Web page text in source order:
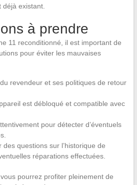
existant.
à prendre
11 reconditionné, il est important de
pour éviter les mauvaises
revendeur et ses politiques de retour
est débloqué et compatible avec
pour détecter d’éventuels
des questions sur l’historique de
réparations effectuées.
pourrez profiter pleinement de